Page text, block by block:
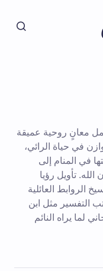
معانٍ روحية عميقة
في حياة الرائي،
في المنام إلى
الله. تأويل رؤيا
الروابط العائلية
التفسير مثل ابن
لما يراه النائم